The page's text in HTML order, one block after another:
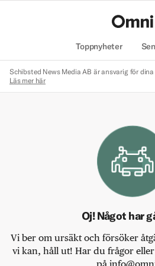
Toppnyheter
Schibsted News Media AB är ansvarig för
Läs mer här
Oj! Något har
Vi ber om ursäkt och försöker
vi kan, håll ut! Har du frågor